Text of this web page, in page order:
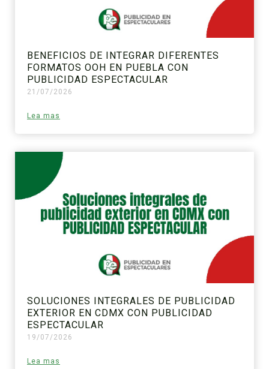
BENEFICIOS DE INTEGRAR DIFERENTES
FORMATOS OOH EN PUEBLA CON
PUBLICIDAD ESPECTACULAR
21/07/2026
Lea mas
SOLUCIONES INTEGRALES DE PUBLICIDAD
EXTERIOR EN CDMX CON PUBLICIDAD
ESPECTACULAR
19/07/2026
Lea mas